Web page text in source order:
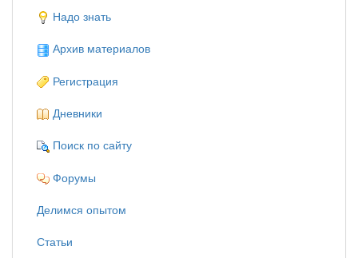
Надо знать
Архив материалов
Регистрация
Дневники
Поиск по сайту
Форумы
Делимся опытом
Статьи